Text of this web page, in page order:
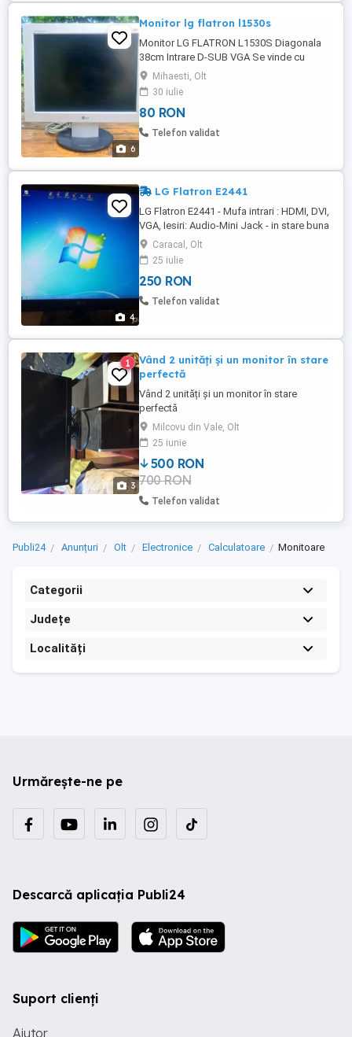
6
Monitor lg flatron l1530s
Monitor LG FLATRON L1530S Diagonala
38cm Intrare D-SUB VGA Se vinde cu
cablu de alimentare si conectactat la PC.
Suport de pus pe birou, rabatabil si cu
picioruse de cauciuc, antiderapante. In
stare de functionare. Posibilitate de
prindere pe perete, deoarece are gauri
Mihaesti, Olt
30 iulie
80 RON
Telefon validat
4
LG Flatron E2441
LG Flatron E2441 - Mufa intrari : HDMI, DVI,
VGA, Iesiri: Audio-Mini Jack - in stare buna
de functionare.(o mica zgarietura a foliei
ecran - vezi foto atasate )
Caracal, Olt
25 iulie
250 RON
Telefon validat
3
1
Vând 2 unități și un monitor în stare
perfectă
Vând 2 unități și un monitor în stare
perfectă
Milcovu din Vale, Olt
25 iunie
500 RON
700 RON
Telefon validat
Publi24 Anunțuri Olt Electronice Calculatoare Monitoare
Categorii
Județe
Localități
Urmărește-ne pe
Descarcă aplicația Publi24
Suport clienți
Ajutor